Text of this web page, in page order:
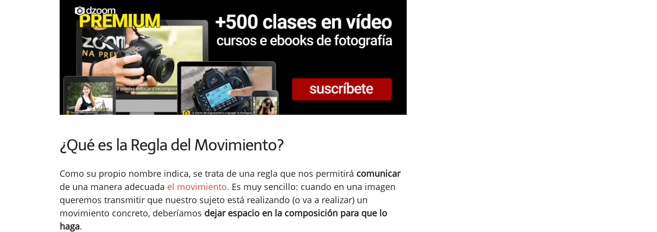
¿Qué es la Regla del Movimiento?
Como su propio nombre indica, se trata de una regla que nos permitirá comunicar
de una manera adecuada el movimiento. Es muy sencillo: cuando en una imagen
queremos transmitir que nuestro sujeto está realizando (o va a realizar) un
movimiento concreto, deberíamos dejar espacio en la composición para que lo
haga.